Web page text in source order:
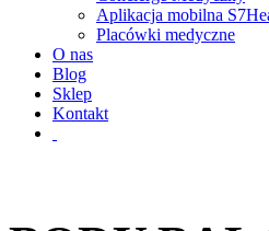
Aplikacja mobilna
Placówki medyczne
O nas
Blog
Sklep
Kontakt